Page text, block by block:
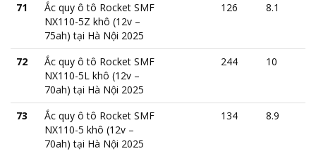
71
Ắc quy ô tô Rocket SMF
NX110-5Z khô (12v –
75ah) tại Hà Nội 2025
126 8.1
72
Ắc quy ô tô Rocket SMF
NX110-5L khô (12v –
70ah) tại Hà Nội 2025
244 10
73
Ắc quy ô tô Rocket SMF
NX110-5 khô (12v –
70ah) tại Hà Nội 2025
134 8.9